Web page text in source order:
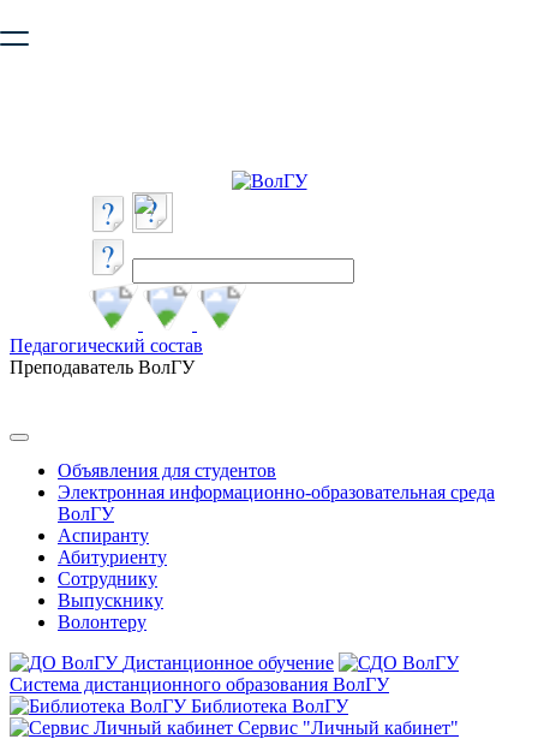
безопасную работу с сайтом. Пожалуйста
Педагогический состав
Преподаватель ВолГУ
Объявления для студентов
Электронная информационно-образовательная среда
ВолГУ
Аспиранту
Абитуриенту
Сотруднику
Выпускнику
Волонтеру
Дистанционное обучение
Система дистанционного образования ВолГУ
Библиотека ВолГУ
Сервис "Личный кабинет"